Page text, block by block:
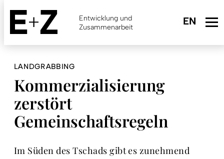
Skip
main
content
Entwicklung und
Zusammenarbeit
LANDGRABBING
Kommerzialisierung
zerstört
Gemeinschaftsregeln
Im Süden des Tschads gibt es zunehmend